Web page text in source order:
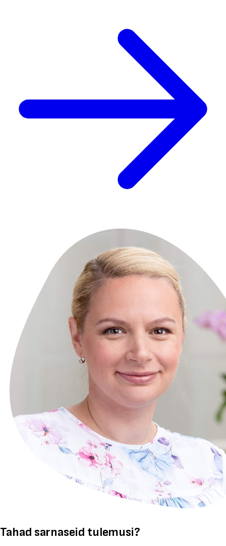
Tahad sarnaseid tulemusi?